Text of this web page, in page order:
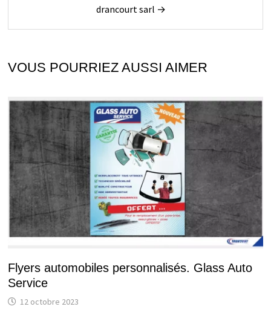
drancourt sarl →
VOUS POURRIEZ AUSSI AIMER
Flyers automobiles personnalisés. Glass Auto
Service
12 octobre 2023